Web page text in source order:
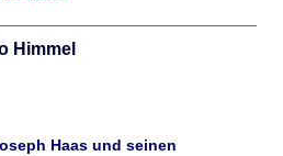
Himmel
Haas und seinen